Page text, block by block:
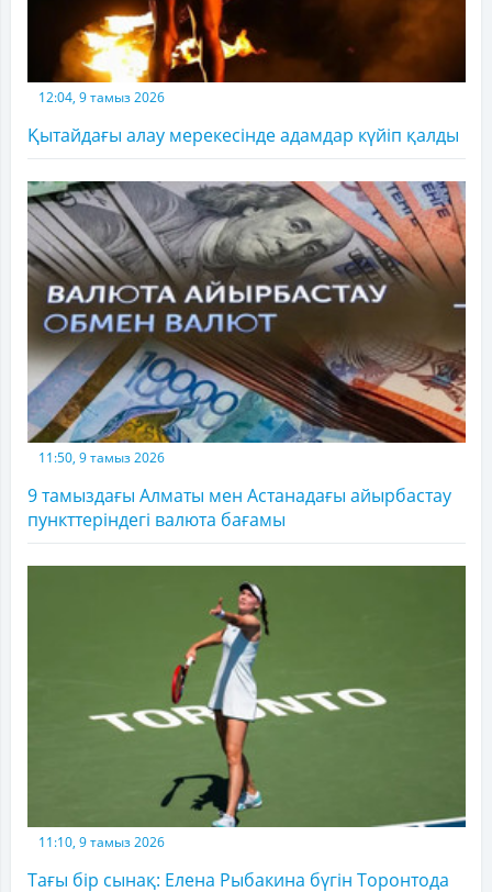
12:04, 9 тамыз 2026
Қытайдағы алау мерекесінде адамдар күйіп қалды
11:50, 9 тамыз 2026
9 тамыздағы Алматы мен Астанадағы айырбастау
пункттеріндегі валюта бағамы
11:10, 9 тамыз 2026
Тағы бір сынақ: Елена Рыбакина бүгін Торонтода